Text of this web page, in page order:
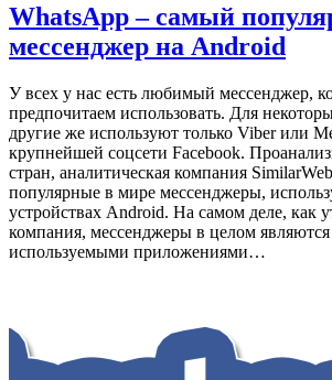
WhatsApp – самый
мессенджер на Android
У всех у нас есть любимый мессенджер,
предпочитаем использовать. Для
другие же используют только Viber или
крупнейшей соцсети Facebook.
стран, аналитическая компания
популярные в мире мессенджеры,
устройствах Android. На самом деле, как
компания, мессенджеры в целом являются
используемыми приложениями…